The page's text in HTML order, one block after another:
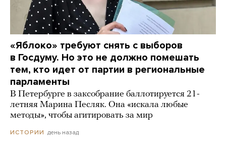
«Яблоко» требуют снять с выборов
в Госдуму. Но это не должно помешать
тем, кто идет от партии в региональные
парламенты
В Петербурге в заксобрание баллотируется 21-
летняя Марина Песляк. Она «искала любые
методы», чтобы агитировать за мир
ИСТОРИИ день назад